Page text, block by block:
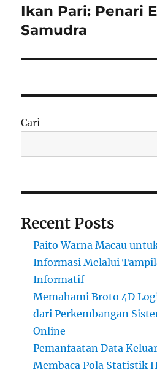
Next
post:
Ikan Pari: Penari
Samudra
Cari
Recent Posts
Paito Warna Macau
Informasi Melalui
Informatif
Memahami Broto 4D
dari Perkembangan
Online
Pemanfaatan Data
Membaca Pola Statistik